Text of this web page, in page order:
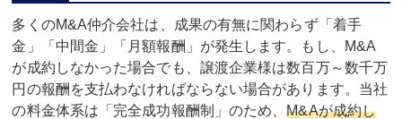
多くのM&A仲介会社は、成果の有無に関わらず「着手
金」「中間金」「月額報酬」が発生します。もし、M&A
が成約しなかった場合でも、譲渡企業様は数百万～数千万
円の報酬を支払わなければならない場合があります。当社
の料金体系は「完全成功報酬制」のため、M&Aが成約し